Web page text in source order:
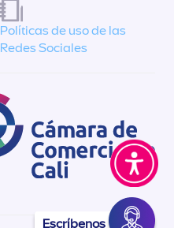
Escríbenos
Políticas de uso de las
Redes Sociales